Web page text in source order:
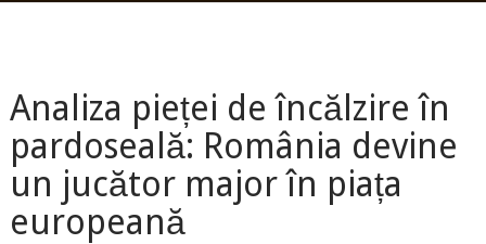
Analiza pieței de încălzire în
pardoseală: România devine
un jucător major în piața
europeană